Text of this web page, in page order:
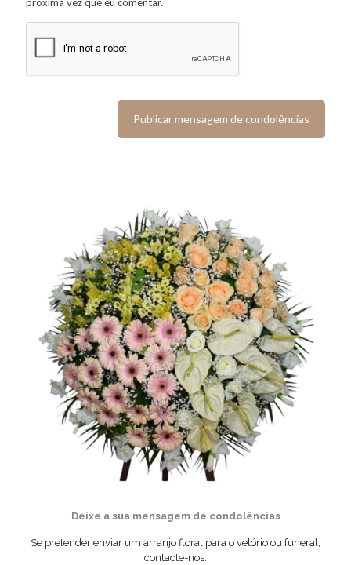
próxima vez que eu comentar.
Deixe a sua mensagem de condolências
Se pretender enviar um arranjo floral para o velório ou funeral,
contacte-nos.